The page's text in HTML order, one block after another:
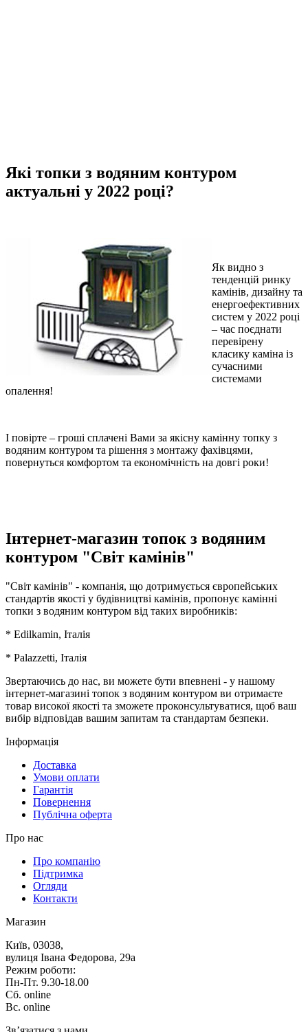
Які топки з водяним контуром
актуальні у 2022 році?
Як видно з
тенденцій ринку
камінів, дизайну та
енергоефективних
систем у 2022 році
– час поєднати
перевірену
класику каміна із
сучасними
системами
опалення!
І повірте – гроші сплачені Вами за якісну камінну топку з
водяним контуром та рішення з монтажу фахівцями,
повернуться комфортом та економічність на довгі роки!
Інтернет-магазин топок з водяним
контуром "Світ камінів"
"Світ камінів" - компанія, що дотримується європейських
стандартів якості у будівництві камінів, пропонує камінні
топки з водяним контуром від таких виробників:
* Edilkamin, Італія
* Palazzetti, Італія
Звертаючись до нас, ви можете бути впевнені - у нашому
інтернет-магазині топок з водяним контуром ви отримаєте
товар високої якості та зможете проконсультуватися, щоб ваш
вибір відповідав вашим запитам та стандартам безпеки.
Iнформацiя
Доставка
Умови оплати
Гарантія
Повернення
Публічна оферта
Про нас
Про компанію
Підтримка
Огляди
Контакти
Магазин
Київ, 03038,
вулиця Івана Федорова, 29а
Режим роботи:
Пн-Пт. 9.30-18.00
Сб. online
Вс. online